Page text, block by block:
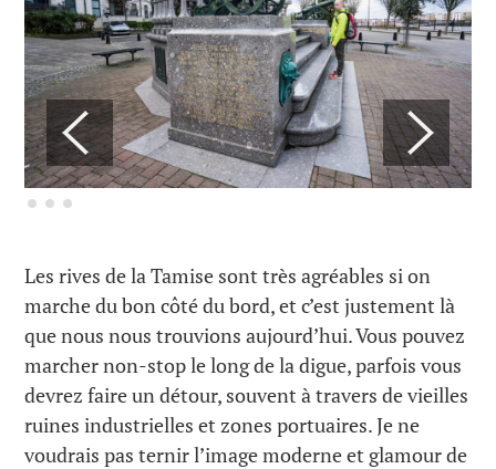
Les rives de la Tamise sont très agréables si on
marche du bon côté du bord, et c’est justement là
que nous nous trouvions aujourd’hui. Vous pouvez
marcher non-stop le long de la digue, parfois vous
devrez faire un détour, souvent à travers de vieilles
ruines industrielles et zones portuaires. Je ne
voudrais pas ternir l’image moderne et glamour de